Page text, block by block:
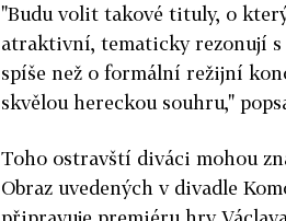
"Budu volit takové tituly, o
atraktivní, tematicky rezonují s
spíše než o formální režijní
skvělou hereckou souhru,"
Toho ostravští diváci mohou
Obraz uvedených v divadle